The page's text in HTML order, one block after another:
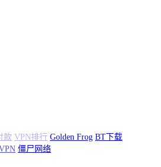
款 VPN排行 Golden Frog BT下载
僵尸网络